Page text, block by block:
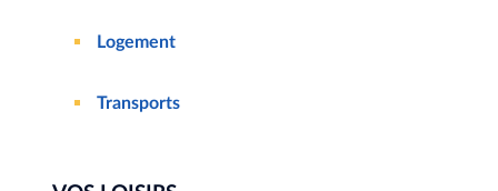
Logement
Transports